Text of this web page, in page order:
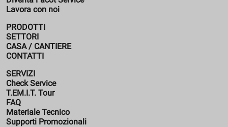
Lavora con noi
PRODOTTI
SETTORI
CASA / CANTIERE
CONTATTI
SERVIZI
Check Service
T.EM.I.T. Tour
FAQ
Materiale Tecnico
Supporti Promozionali